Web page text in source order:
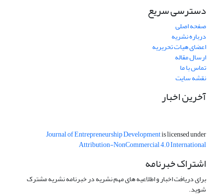
دسترسی سریع
صفحه اصلی
درباره نشریه
اعضای هیات تحریریه
ارسال مقاله
تماس با ما
نقشه سایت
آخرین اخبار
Journal of Entrepreneurship Developmentis licensed under
Attribution-NonCommercial 4.0 International
اشتراک خبرنامه
برای دریافت اخبار و اطلاعیه های مهم نشریه در خبرنامه نشریه مشترک
شوید.